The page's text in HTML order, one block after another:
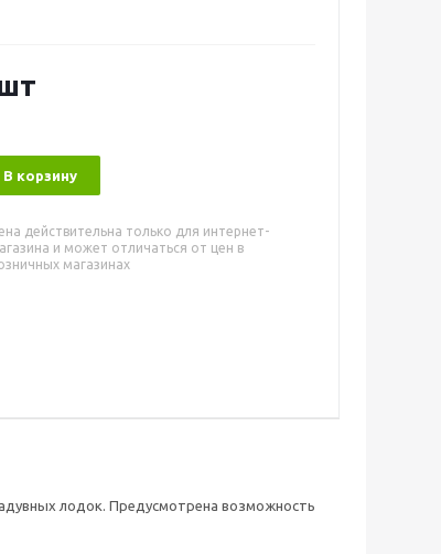
тросового леера. Серого цвета.
В корзину
действительна только для интернет-
и может отличаться от цен в
магазинах
лодок. Предусмотрена возможность